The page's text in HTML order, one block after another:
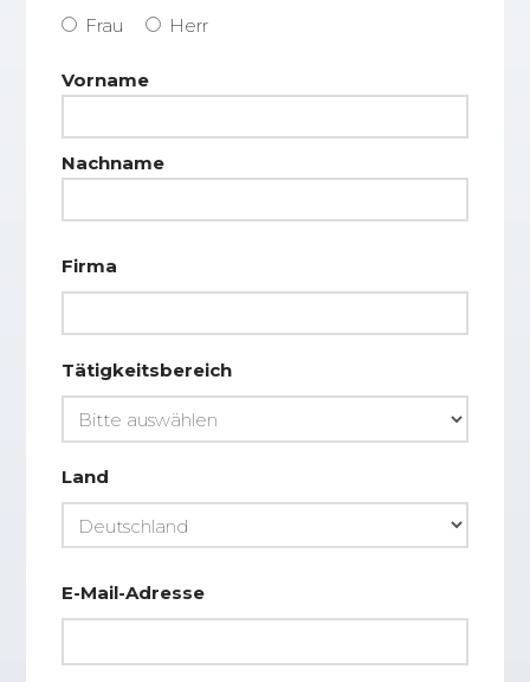
Frau
Herr
Name
Vorname
Nachname
Firma
Tätigkeitsbereich
Adresse
Land
E-Mail-Adresse